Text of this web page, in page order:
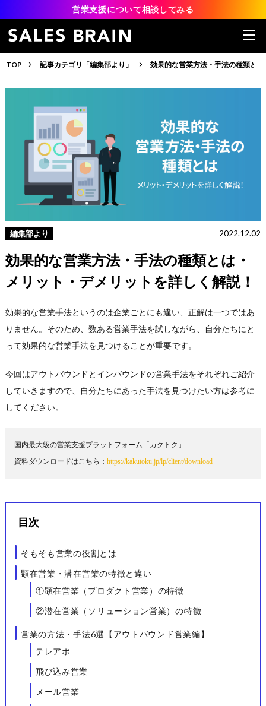
営業支援について相談してみる
TOP 記事カテゴリ「編集部より」 効果的な営業方法・手法の種類と
編集部より 2022.12.02
効果的な営業方法・手法の種類とは・
メリット・デメリットを詳しく解説！
効果的な営業手法というのは企業ごとにも違い、正解は一つではあ
りません。そのため、数ある営業手法を試しながら、自分たちにと
って効果的な営業手法を見つけることが重要です。
今回はアウトバウンドとインバウンドの営業手法をそれぞれご紹介
していきますので、自分たちにあった手法を見つけたい方は参考に
してください。
国内最大級の営業支援プラットフォーム「カクトク」
資料ダウンロードはこちら： https://kakutoku.jp/lp/client/download
目次
そもそも営業の役割とは
顕在営業・潜在営業の特徴と違い
①顕在営業（プロダクト営業）の特徴
②潜在営業（ソリューション営業）の特徴
営業の方法・手法6選【アウトバウンド営業編】
テレアポ
飛び込み営業
メール営業